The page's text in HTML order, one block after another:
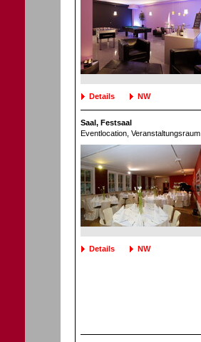
Details NW
Saal, Festsaal
Eventlocation , Veranstaltungsraum
Details NW